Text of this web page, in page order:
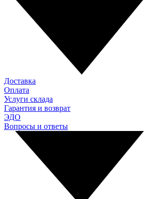
Доставка
Оплата
Услуги склада
Гарантия и возврат
ЭДО
Вопросы и ответы